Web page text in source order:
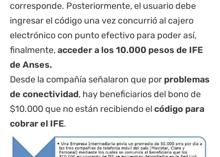
corresponde. Posteriormente, el usuario debe
ingresar el código una vez concurrió al cajero
electrónico con punto efectivo para poder así,
finalmente,acceder a los 10.000 pesos de IFE
de Anses.
Desde la compañía señalaron que por problemas
de conectividad, hay beneficiarios del bono de
$10.000 que no están recibiendo el código para
cobrar el IFE.